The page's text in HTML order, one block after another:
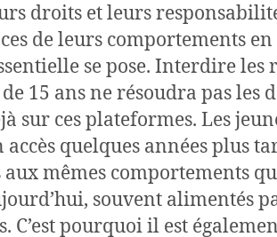
droits et leurs
de leurs comportements
se pose. Interdire les
15 ans ne résoudra pas les
sur ces plateformes. Les
accès quelques années plus
mêmes comportements
souvent alimentés
C’est pourquoi il est